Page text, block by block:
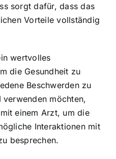
sorgt dafür, dass das
Vorteile vollständig
wertvolles
die Gesundheit zu
Beschwerden zu
verwenden möchten,
einem Arzt, um die
Interaktionen mit
besprechen.